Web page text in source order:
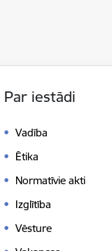
Par iestādi
Vadība
Ētika
Normatīvie akti
Izglītība
Vēsture